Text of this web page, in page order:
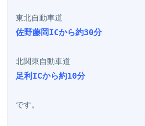
佐野藤岡ICから約30分
足利ICから約10分
です。